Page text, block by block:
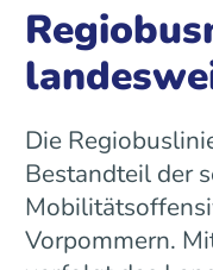
Die
Bestandteil der
Vorpommern.